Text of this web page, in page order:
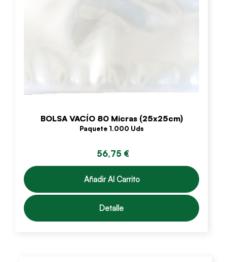
BOLSA VACÍO 80 Micras (25x25cm)
Paquete 1.000 Uds
56,75 €
Añadir Al Carrito
Detalle